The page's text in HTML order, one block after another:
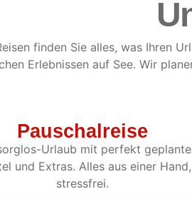
finden Sie alles, was Ihren
Erlebnissen auf See. Wir
Pauschalreise
Urlaub mit perfekt
und Extras. Alles aus einer
stressfrei.